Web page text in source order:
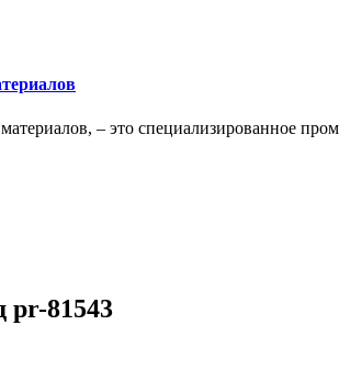
– это специализированное
pr-81543